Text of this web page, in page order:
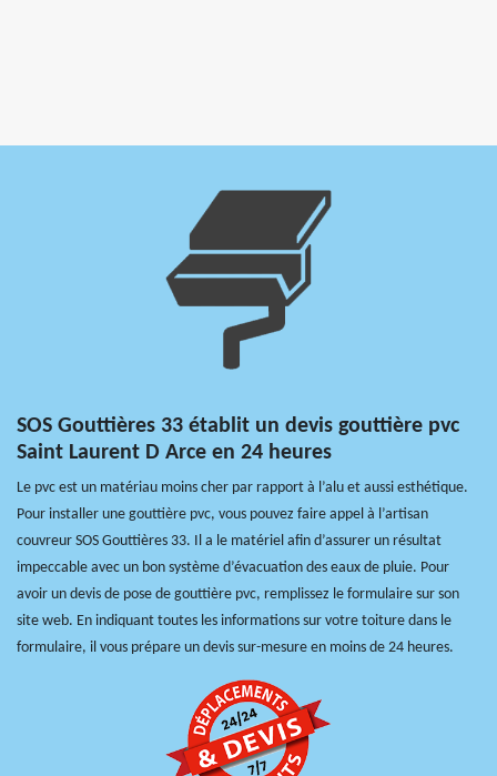
SOS Gouttières 33 établit un devis gouttière pvc
Saint Laurent D Arce en 24 heures
Le pvc est un matériau moins cher par rapport à l’alu et aussi esthétique.
Pour installer une gouttière pvc, vous pouvez faire appel à l’artisan
couvreur SOS Gouttières 33. Il a le matériel afin d’assurer un résultat
impeccable avec un bon système d’évacuation des eaux de pluie. Pour
avoir un devis de pose de gouttière pvc, remplissez le formulaire sur son
site web. En indiquant toutes les informations sur votre toiture dans le
formulaire, il vous prépare un devis sur-mesure en moins de 24 heures.